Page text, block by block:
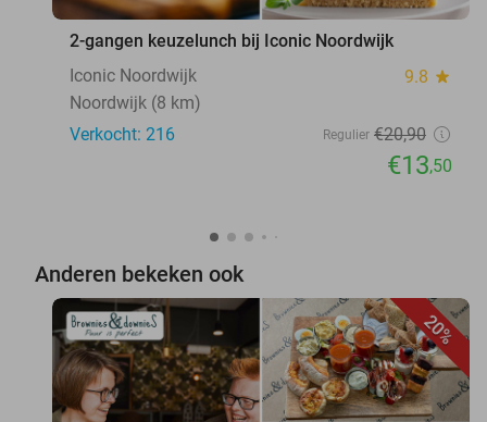
2-gangen keuzelunch bij Iconic Noordwijk
Iconic Noordwijk
9.8 star
Noordwijk (8 km)
Verkocht: 216
Regulier €20,90
€13,50
Anderen bekeken ook
20%